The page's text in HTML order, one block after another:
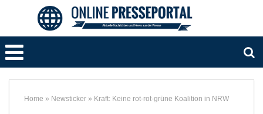
Home » Newsticker » Kraft: Keine rot-rot-grüne Koalition in NRW